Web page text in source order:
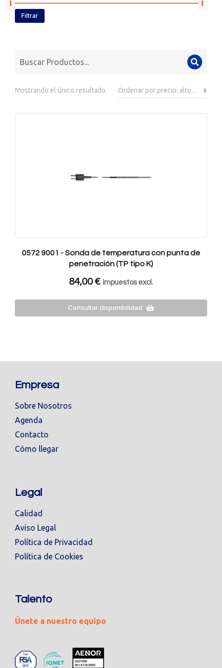
Filtrar
Mostrando el único resultado
0572 9001 - Sonda de temperatura con punta de
penetración (TP tipo K)
84,00€ impuestos excl.
Consultar disponibilidad
Empresa
Sobre Nosotros
Agenda
Contacto
Cómo llegar
Legal
Calidad
Aviso Legal
Política de Privacidad
Política de Cookies
Talento
Únete a nuestro equipo